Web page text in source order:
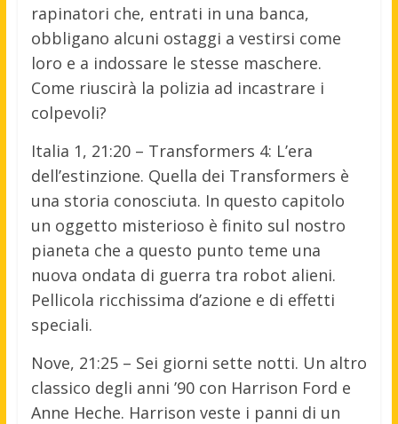
rapinatori che, entrati in una banca,
obbligano alcuni ostaggi a vestirsi come
loro e a indossare le stesse maschere.
Come riuscirà la polizia ad incastrare i
colpevoli?
Italia 1, 21:20 – Transformers 4: L’era
dell’estinzione. Quella dei Transformers è
una storia conosciuta. In questo capitolo
un oggetto misterioso è finito sul nostro
pianeta che a questo punto teme una
nuova ondata di guerra tra robot alieni.
Pellicola ricchissima d’azione e di effetti
speciali.
Nove, 21:25 – Sei giorni sette notti. Un altro
classico degli anni ’90 con Harrison Ford e
Anne Heche. Harrison veste i panni di un